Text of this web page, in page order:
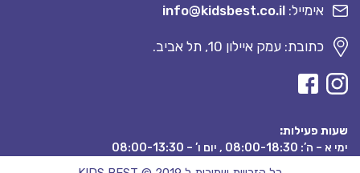
אימייל: info@kidsbest.co.il
כתובת: עמק איילון 10, תל אביב.
שעות פעילות:
ימי א – ה’: 08:00-18:30 , יום ו’ – 08:00-13:30